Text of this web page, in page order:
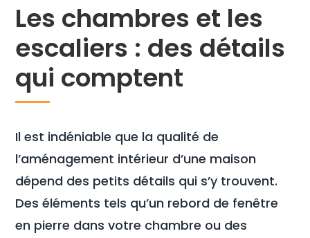
Les chambres et les
escaliers : des détails
qui comptent
Il est indéniable que la qualité de
l’aménagement intérieur d’une maison
dépend des petits détails qui s’y trouvent.
Des éléments tels qu’un rebord de fenêtre
en pierre dans votre chambre ou des